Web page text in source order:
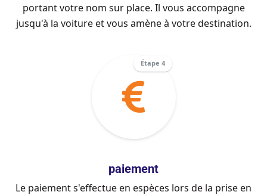
portant votre nom sur place. Il vous accompagne
jusqu'à la voiture et vous amène à votre destination.
paiement
Le paiement s'effectue en espèces lors de la prise en
Étape 4